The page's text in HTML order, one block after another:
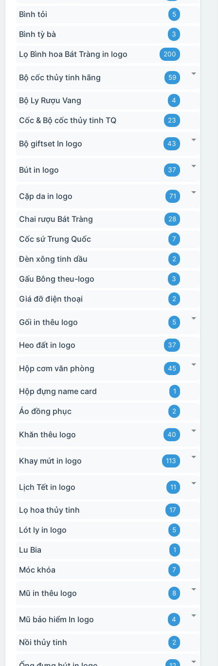
Hộp xi biểu trưng
Bình tỏi 5
Bình tỳ bà 3
Lọ Bình hoa Bát Tràng in logo 200
Bộ cốc thủy tinh hãng 59
Bộ Ly Rượu Vang 4
Cốc & Bộ cốc thủy tinh TQ 23
Bộ giftset In logo 43
Bút in logo 37
Cặp da in logo 71
Chai rượu Bát Tràng 28
Cốc sứ Trung Quốc 7
Đèn xông tinh dầu 2
Gấu Bông theu-logo 3
Giá đỡ điện thoại 2
Gối in thêu logo 5
Heo đất in logo 37
Hộp cơm văn phòng 45
Hộp đựng name card 1
Áo đồng phục 2
Khăn thêu logo 40
Khay mứt in logo 113
Lịch Tết in logo 11
Lọ hoa thủy tinh 17
Lót ly in logo 5
Lu Bia 1
Móc khóa 7
Mũ in thêu logo 8
Mũ bảo hiểm In logo 4
Nồi thủy tinh 2